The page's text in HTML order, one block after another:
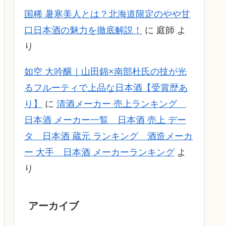
国稀 暑寒美人とは？北海道限定のやや甘
口日本酒の魅力を徹底解説！
に 庭師 よ
り
如空 大吟醸｜山田錦×南部杜氏の技が光
るフルーティで上品な日本酒【受賞歴あ
り】
に 清酒メーカー 売上ランキング
日本酒 メーカー一覧 日本酒 売上 デー
タ 日本酒 蔵元 ランキング 酒造メーカ
ー 大手 日本酒 メーカーランキングよ
り
アーカイブ